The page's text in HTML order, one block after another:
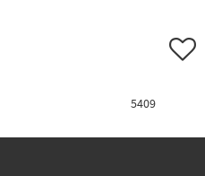
Lägg
5409